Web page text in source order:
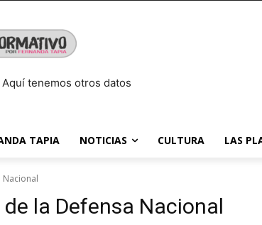
tenemos otros datos
TAPIA NOTICIAS CULTURA LAS
Nacional
la Defensa Nacional